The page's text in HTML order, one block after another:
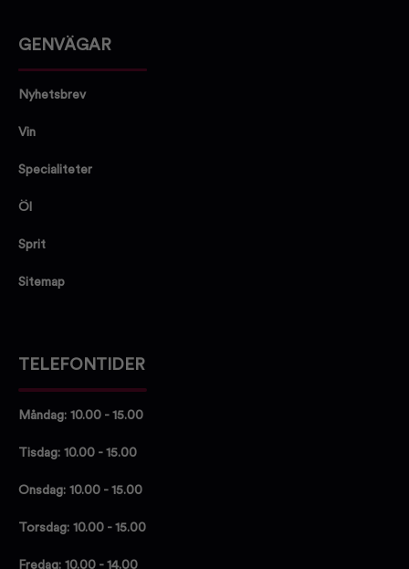
GENVÄGAR
Nyhetsbrev
Vin
Specialiteter
Öl
Sprit
Sitemap
TELEFONTIDER
Måndag: 10.00 - 15.00
Tisdag: 10.00 - 15.00
Onsdag: 10.00 - 15.00
Torsdag: 10.00 - 15.00
Fredag: 10.00 - 14.00